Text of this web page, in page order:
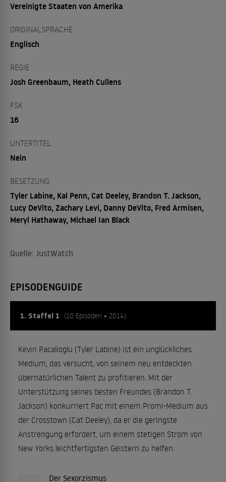
Vereinigte Staaten von Amerika
ORIGINALSPRACHE
Englisch
REGIE
Josh Greenbaum, Heath Cullens
FSK
16
UNTERTITEL
Nein
BESETZUNG
Tyler Labine, Kal Penn, Cat Deeley, Brandon T. Jackson,
Lucy DeVito, Zachary Levi, Danny DeVito, Fred Armisen,
Meryl Hathaway, Michael Ian Black
Quelle: JustWatch
EPISODENGUIDE
1. Staffel 1 (10 Episoden • 2014)
Kevin Pacalioglu (Tyler Labine) ist ein unglückliches
Medium, das versucht, von seinem neu entdeckten
übernatürlichen Talent zu profitieren. Mit der
Unterstützung seines besten Freundes (Brandon T.
Jackson) konkurriert Pac mit einem Promi-Medium aus
der Crosstown (Cat Deeley), da er die geringste
Anstrengung erfordert, um einem stetigen Strom von
New Yorks leichtfertigsten Geistern zu helfen.
Der Sexorzismus